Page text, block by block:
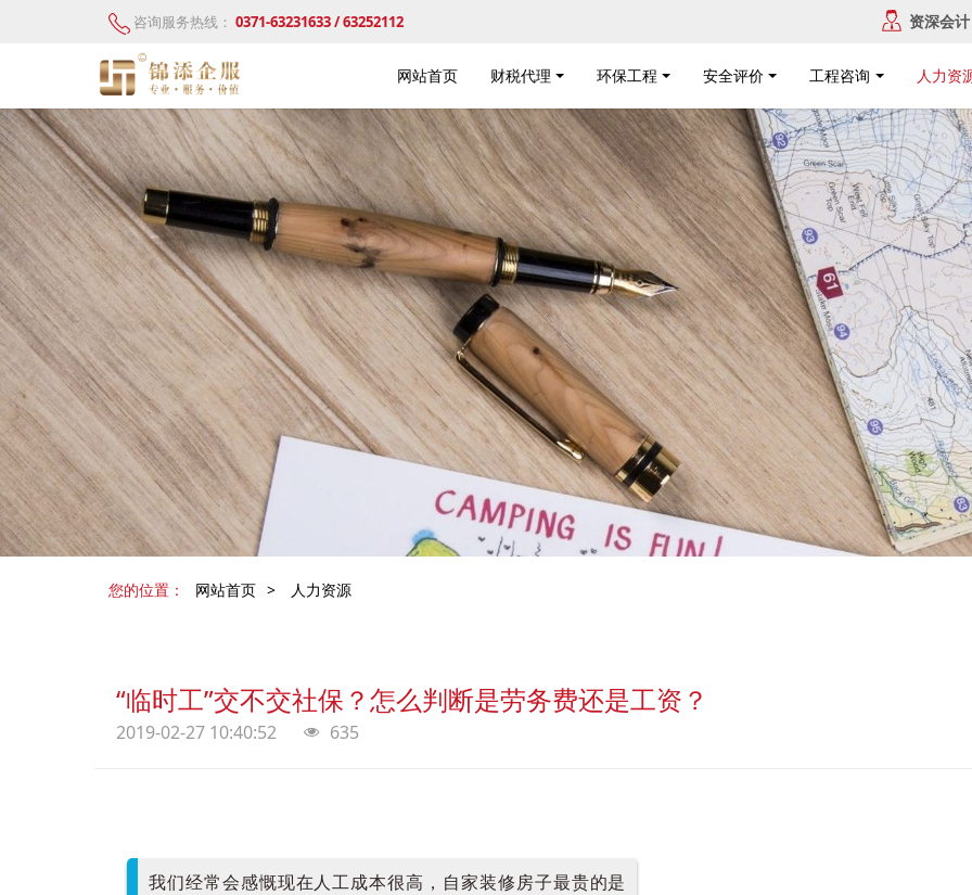
咨询服务热线： 0371-63231633 / 63252112 资深会计
网站首页 财税代理 环保工程 安全评价 工程咨询 人力资
您的位置： 网站首页 > 人力资源
“临时工”交不交社保？怎么判断是劳务费还是工资？
2019-02-27 10:40:52 635
我们经常会感慨现在人工成本很高，自家装修房子最贵的是